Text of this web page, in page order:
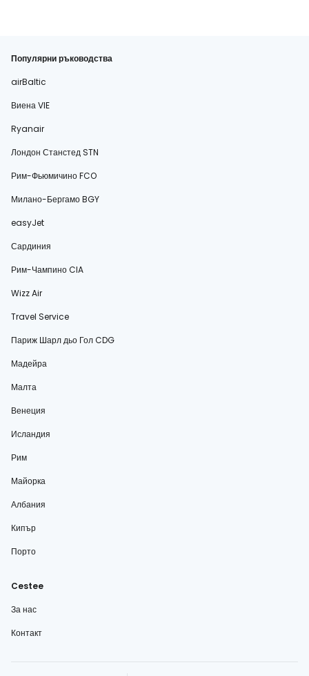
Популярни ръководства
airBaltic
Виена VIE
Ryanair
Лондон Станстед STN
Рим-Фьюмичино FCO
Милано-Бергамо BGY
easyJet
Сардиния
Рим-Чампино CIA
Wizz Air
Travel Service
Париж Шарл дьо Гол CDG
Мадейра
Малта
Венеция
Исландия
Рим
Майорка
Албания
Кипър
Порто
Cestee
За нас
Контакт